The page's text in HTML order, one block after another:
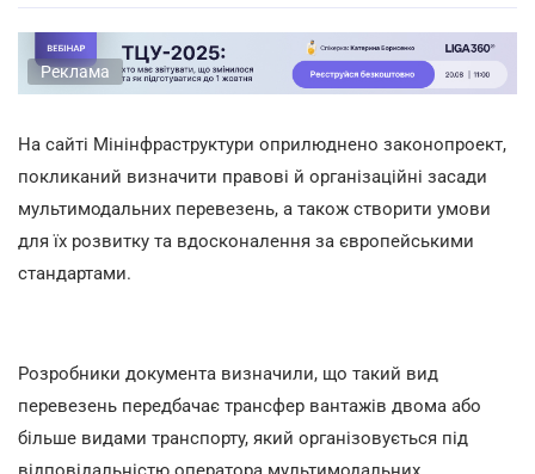
Реклама
На сайті Мінінфраструктури оприлюднено законопроект,
покликаний визначити правові й організаційні засади
мультимодальних перевезень, а також створити умови
для їх розвитку та вдосконалення за європейськими
стандартами.
Розробники документа визначили, що такий вид
перевезень передбачає трансфер вантажів двома або
більше видами транспорту, який організовується під